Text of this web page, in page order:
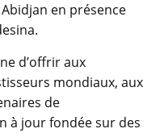
en présence
d’offrir aux
mondiaux, aux
de
à jour fondée sur des